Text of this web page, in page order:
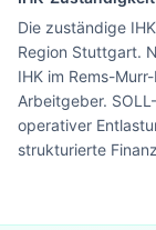
Die zuständige
Region Stuttgart.
IHK im Rems-
Arbeitgeber.
operativer
strukturierte